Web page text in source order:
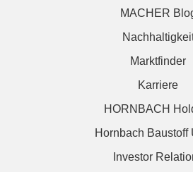
MACHER
Marktfinder
Karriere
HORNBACH
Hornbach Baustoff
Investor